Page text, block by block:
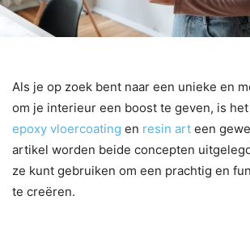
Als je op zoek bent naar een unieke en
om je interieur een boost te geven, is
epoxy vloercoating en resin art een
artikel worden beide concepten
ze kunt gebruiken om een prachtig en
te creëren.